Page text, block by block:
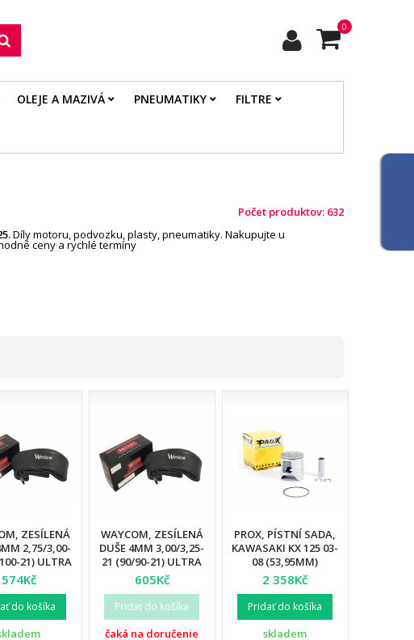
0
OLEJE A MAZIVÁ PNEUMATIKY FILTRE
Počet produktov: 632
.Díly motoru, podvozku, plasty, pneumatiky. Nakupujte u
ceny a rychlé termíny
ZESÍLENÁ
2,75/3,00-
21) ULTRA
(12)
574Kč
do košíka
WAYCOM, ZESÍLENÁ
DUŠE 4MM 3,00/3,25-
21 (90/90-21) ULTRA
REINFORCED (12)
605Kč
Pridať do košíka
čaká na doručenie
PROX, PÍSTNÍ SADA,
KAWASAKI KX 125 03-
08 (53,95MM)
2 358Kč
Pridať do košíka
skladem